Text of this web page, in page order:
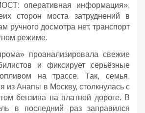
оперативная информация»,
сторон моста затруднений в
ручного досмотра нет, транспорт
режиме.
проанализировала свежие
и фиксирует серьёзные
на трассе. Так, семья,
из Анапы в Москву, столкнулась с
бензина на платной дороге. В
в последний раз заправился